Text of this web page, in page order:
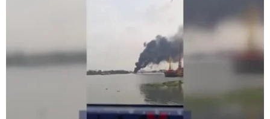
Gian lận thương mại diễn biến phức tạp
trên các loại hình vận chuyển
07/06/2023 09:22
Tổng cục Hải quan cho biết đã tham mưu cho Ban Chỉ
đạo 389-Bộ Tài chính ban hành công văn 06/BCĐ389-
ĐVTT về tăng cường công tác chống buôn lậu, gian lận